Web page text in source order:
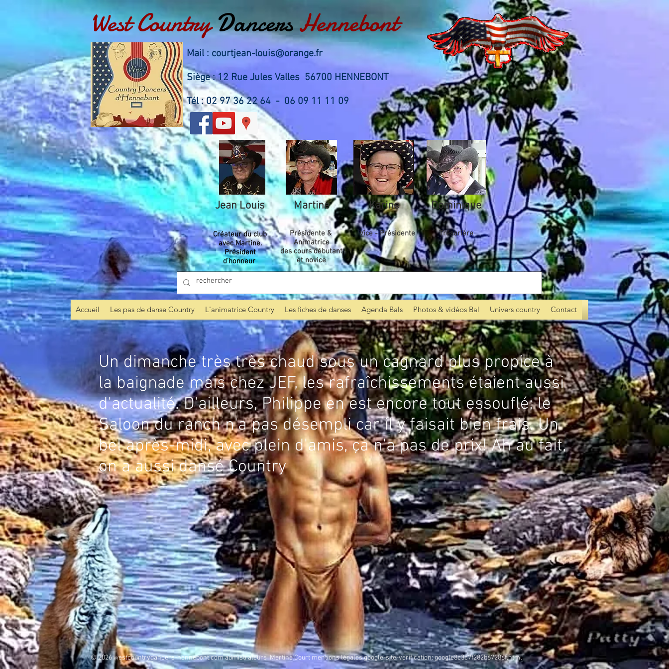
West CountryDancersHennebont
Mail : courtjean-louis@orange.fr
Siège : 12 Rue Jules Valles 56700 HENNEBONT
Tél : 02 97 36 22 64 - 06 09 11 11 09
Jean Louis
Créateur du club
avec Martine.
Président
d'honneur
Martine
Présidente &
Animatrice
des cours débutant
et novice
Karine
Vice - Présidente
Dominique
Trésorière
Accueil Les pas de danse Country L'animatrice Country Les fiches de danses Agenda Bals Photos & vidéos Bal Univers country Contact
Un dimanche très très chaud sous un cagnard plus propice à
la baignade mais chez JEF, les rafraîchissements étaient aussi
d'actualité. D'ailleurs, Philippe en est encore tout essouflé; le
Saloon du ranch n'a pas désempli car il y faisait bien frais. Un
bel après-midi, avec plein d'amis, ça n'a pas de prix! Ah au fait,
on a aussi dansé Country
© 2026 westcountrydancers-hennebont.com admistrateurs Martine Court mentions légales google-site-verification: google8c3c7f282b67286f.html